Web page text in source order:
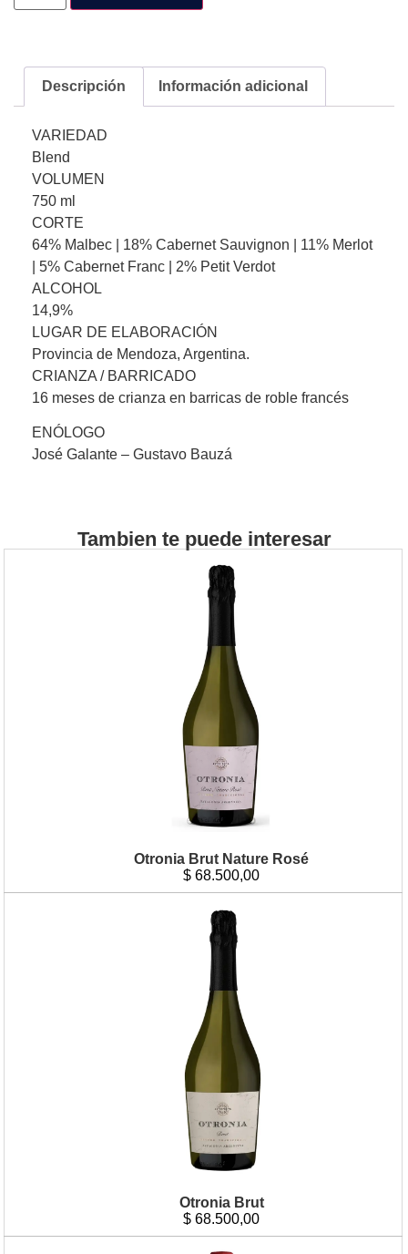
Descripción Información adicional
VARIEDAD
Blend
VOLUMEN
750 ml
CORTE
64% Malbec | 18% Cabernet Sauvignon | 11% Merlot
| 5% Cabernet Franc | 2% Petit Verdot
ALCOHOL
14,9%
LUGAR DE ELABORACIÓN
Provincia de Mendoza, Argentina.
CRIANZA / BARRICADO
16 meses de crianza en barricas de roble francés
ENÓLOGO
José Galante – Gustavo Bauzá
Tambien te puede interesar
Otronia Brut Nature Rosé
$ 68.500,00
Otronia Brut
$ 68.500,00